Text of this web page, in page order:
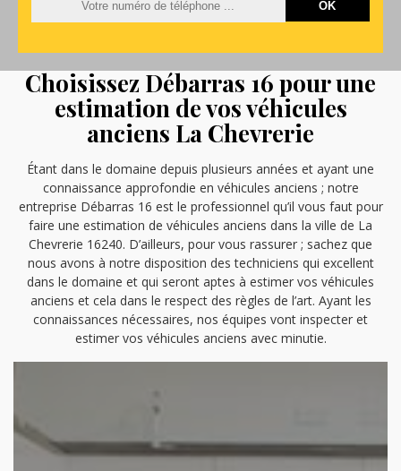
Choisissez Débarras 16 pour une
estimation de vos véhicules
anciens La Chevrerie
Étant dans le domaine depuis plusieurs années et ayant une
connaissance approfondie en véhicules anciens ; notre
entreprise Débarras 16 est le professionnel qu’il vous faut pour
faire une estimation de véhicules anciens dans la ville de La
Chevrerie 16240. D’ailleurs, pour vous rassurer ; sachez que
nous avons à notre disposition des techniciens qui excellent
dans le domaine et qui seront aptes à estimer vos véhicules
anciens et cela dans le respect des règles de l’art. Ayant les
connaissances nécessaires, nos équipes vont inspecter et
estimer vos véhicules anciens avec minutie.